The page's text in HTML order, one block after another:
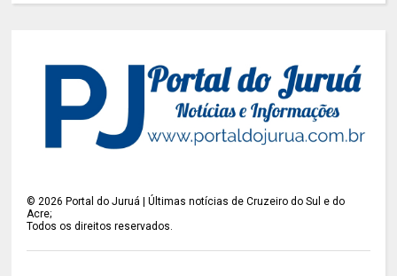
©2026 Portal do Juruá | Últimas notícias de Cruzeiro do Sul e do
Acre;
Todos os direitos reservados.